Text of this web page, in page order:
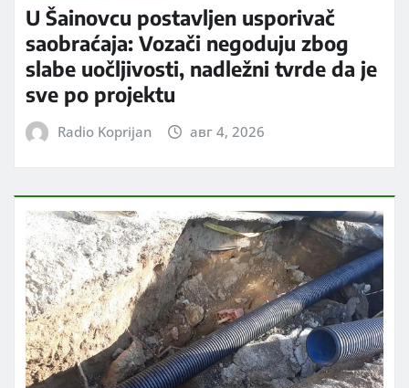
U Šainovcu postavljen usporivač
saobraćaja: Vozači negoduju zbog
slabe uočljivosti, nadležni tvrde da je
sve po projektu
Radio Koprijan авг 4, 2026